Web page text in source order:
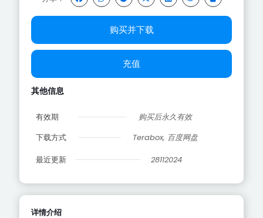
详情介绍
购买并下载
充值
其他信息
有效期
购买后永久有效
下载方式
Terabox, 百度网盘
最近更新
28112024